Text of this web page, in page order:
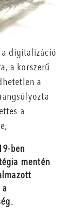
a digitalizáció
a korszerű
a
a
ben
mentén